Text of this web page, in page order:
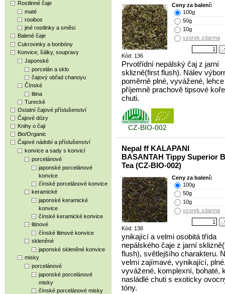
Rostlinné čaje
maté
rooibos
jiné rostlinky a směsi
Balené čaje
Cukrovinky a bonbóny
Konvice, šálky, soupravy
Japonské
porcelán a sklo
čajový obřad chanoyu
Čínské
litina
Turecké
Ostatní čajové příslušenství
Čajové dózy
Knihy o čaji
Bio/Organic
Čajové nádobí a příslušenství
konvice a sady s konvicí
porcelánové
japonské porcelánové
konvice
čínské porcelánové konvice
keramické
japonské keramické
konvice
čínské keramické konvice
litinové
čínské litinové konvice
skleněné
japonské skleněné konvice
misky
porcelánové
japonské porcelánové
misky
čínské porcelánové misky
Kód: 136
Ceny za balení:
100g
50g
10g
vzorek zdarma
Prvotřídní nepálský čaj z jarní
sklizně(first flush). Nálev
poměrně plné, vyvážené,
příjemně prachově tipsové
chuti.
CZ-BIO-002
Nepal ff KALAPANI
BASANTAH Tippy Superior
Tea (CZ-BIO-002)
Kód: 138
Ceny za balení:
100g
50g
10g
vzorek zdarma
ynikající a velmi osobitá třída
nepálského čaje z jarní
flush), světlejšího charakteru.
velmi zajímavé, vynikající,
vyvážené, komplexní, bohaté,
nasládlé chuti s exoticky
tóny.